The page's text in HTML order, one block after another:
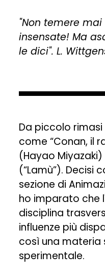
"Non temere
insensate! Ma
le dici". L.
Da piccolo
come “Conan, il
(Hayao Miyazaki)
(“Lamù”). Decisi
sezione di
ho imparato che
disciplina
influenze più
così una materia
sperimentale.